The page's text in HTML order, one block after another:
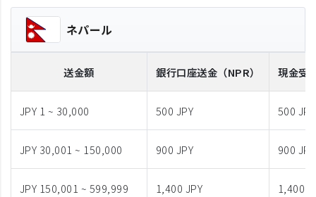
ネパール
送金額 銀行口座送金 （NPR） 現金受
JPY 1 ~ 30,000 500 JPY 500 JPY
JPY 30,001 ~ 150,000 900 JPY 900 JPY
JPY 150,001 ~ 599,999 1,400 JPY 1,400